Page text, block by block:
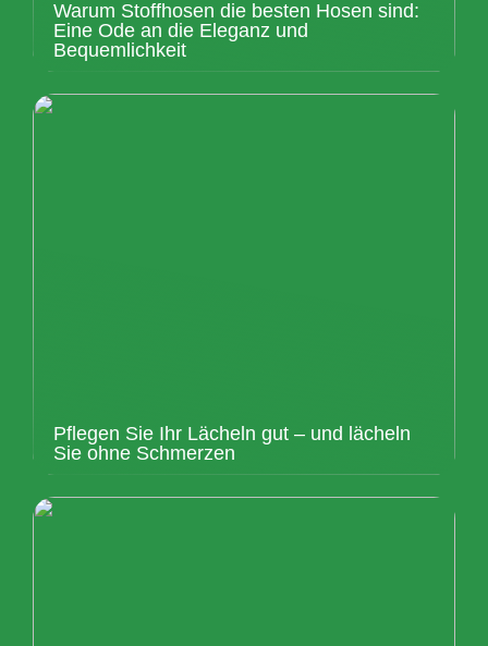
Warum Stoffhosen die besten Hosen sind:
Eine Ode an die Eleganz und
Bequemlichkeit
Pflegen Sie Ihr Lächeln gut – und lächeln
Sie ohne Schmerzen